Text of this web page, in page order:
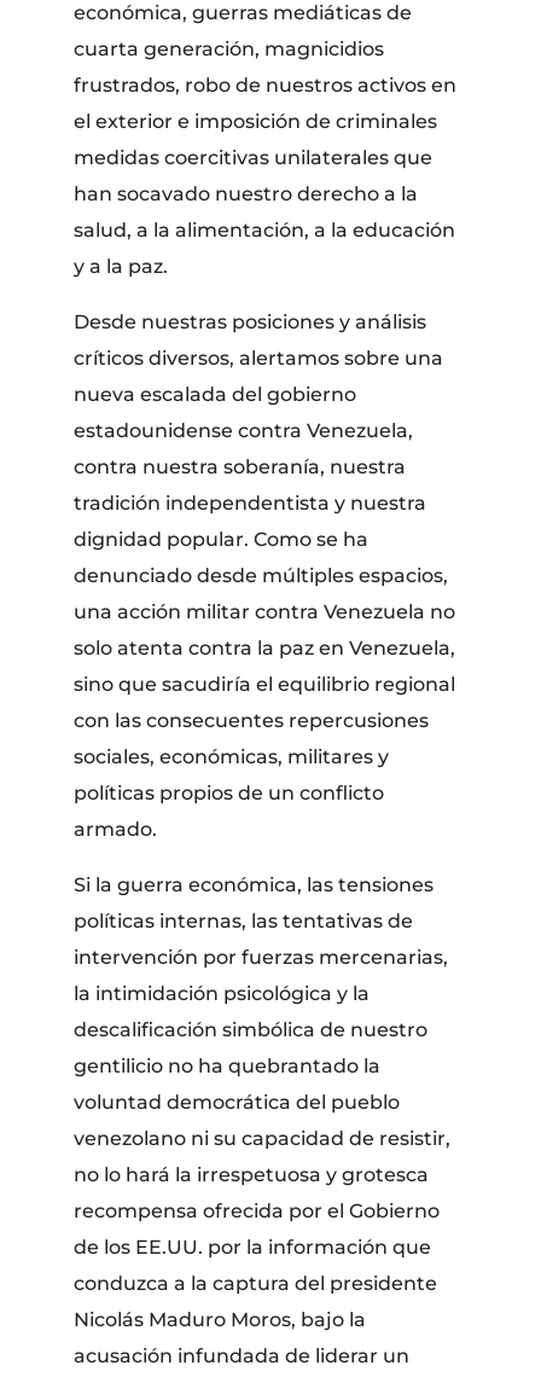
económica, guerras mediáticas de
cuarta generación, magnicidios
frustrados, robo de nuestros activos en
el exterior e imposición de criminales
medidas coercitivas unilaterales que
han socavado nuestro derecho a la
salud, a la alimentación, a la educación
y a la paz.
Desde nuestras posiciones y análisis
críticos diversos, alertamos sobre una
nueva escalada del gobierno
estadounidense contra Venezuela,
contra nuestra soberanía, nuestra
tradición independentista y nuestra
dignidad popular. Como se ha
denunciado desde múltiples espacios,
una acción militar contra Venezuela no
solo atenta contra la paz en Venezuela,
sino que sacudiría el equilibrio regional
con las consecuentes repercusiones
sociales, económicas, militares y
políticas propios de un conflicto
armado.
Si la guerra económica, las tensiones
políticas internas, las tentativas de
intervención por fuerzas mercenarias,
la intimidación psicológica y la
descalificación simbólica de nuestro
gentilicio no ha quebrantado la
voluntad democrática del pueblo
venezolano ni su capacidad de resistir,
no lo hará la irrespetuosa y grotesca
recompensa ofrecida por el Gobierno
de los EE.UU. por la información que
conduzca a la captura del presidente
Nicolás Maduro Moros, bajo la
acusación infundada de liderar un